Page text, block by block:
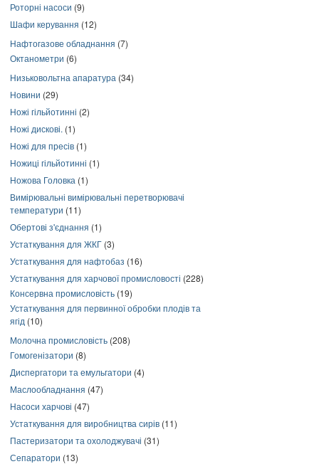
Роторні насоси (9)
Шафи керування (12)
Нафтогазове обладнання (7)
Октанометри (6)
Низьковольтна апаратура (34)
Новини (29)
Ножі гільйотинні (2)
Ножі дискові. (1)
Ножі для пресів (1)
Ножиці гільйотинні (1)
Ножова Головка (1)
Вимірювальні вимірювальні перетворювачі
температури (11)
Обертові з'єднання (1)
Устаткування для ЖКГ (3)
Устаткування для нафтобаз (16)
Устаткування для харчової промисловості (228)
Консервна промисловість (19)
Устаткування для первинної обробки плодів та
ягід (10)
Молочна промисловість (208)
Гомогенізатори (8)
Диспергатори та емульгатори (4)
Маслообладнання (47)
Насоси харчові (47)
Устаткування для виробництва сирів (11)
Пастеризатори та охолоджувачі (31)
Сепаратори (13)